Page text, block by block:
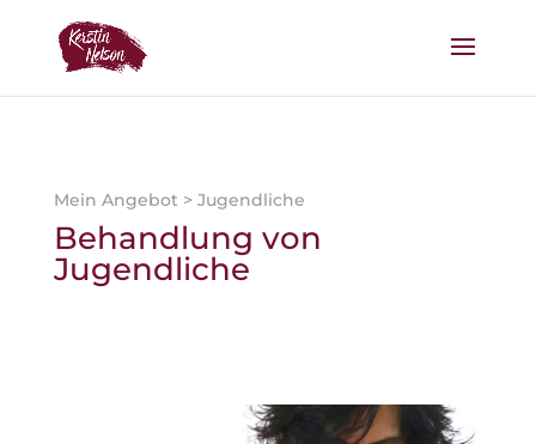
Mein Angebot> Jugendliche
Behandlung von
Jugendliche